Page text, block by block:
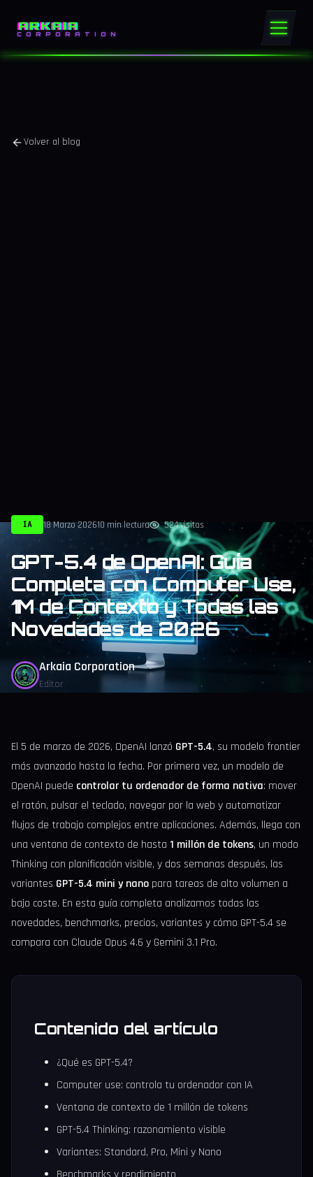
ARKAIA
CORPORATION
Volver al blog
IA 18 Marzo 202610 min lectura 524 visitas
GPT-5.4 de OpenAI: Guía
Completa con Computer Use,
1M de Contexto y Todas las
Novedades de 2026
Arkaia Corporation
Editor
El 5 de marzo de 2026, OpenAI lanzó GPT-5.4, su modelo frontier
más avanzado hasta la fecha. Por primera vez, un modelo de
OpenAI puede controlar tu ordenador de forma nativa: mover
el ratón, pulsar el teclado, navegar por la web y automatizar
flujos de trabajo complejos entre aplicaciones. Además, llega con
una ventana de contexto de hasta 1 millón de tokens, un modo
Thinking con planificación visible, y dos semanas después, las
variantes GPT-5.4 mini y nano para tareas de alto volumen a
bajo coste. En esta guía completa analizamos todas las
novedades, benchmarks, precios, variantes y cómo GPT-5.4 se
compara con Claude Opus 4.6 y Gemini 3.1 Pro.
Contenido del artículo
¿Qué es GPT-5.4?
Computer use: controla tu ordenador con IA
Ventana de contexto de 1 millón de tokens
GPT-5.4 Thinking: razonamiento visible
Variantes: Standard, Pro, Mini y Nano